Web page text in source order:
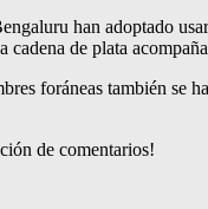
han adoptado
de plata
foráneas también se
de comentarios!